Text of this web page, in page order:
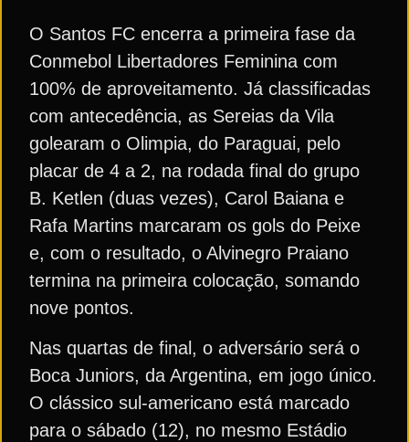
O Santos FC encerra a primeira fase da
Conmebol Libertadores Feminina com
100% de aproveitamento. Já classificadas
com antecedência, as Sereias da Vila
golearam o Olimpia, do Paraguai, pelo
placar de 4 a 2, na rodada final do grupo
B. Ketlen (duas vezes), Carol Baiana e
Rafa Martins marcaram os gols do Peixe
e, com o resultado, o Alvinegro Praiano
termina na primeira colocação, somando
nove pontos.
Nas quartas de final, o adversário será o
Boca Juniors, da Argentina, em jogo único.
O clássico sul-americano está marcado
para o sábado (12), no mesmo Estádio